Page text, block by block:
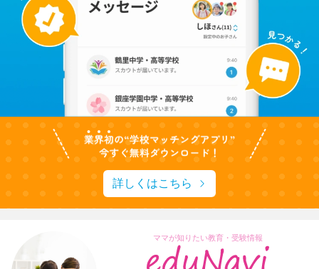
詳しくはこちら
ママが知りたい教育・受験情報